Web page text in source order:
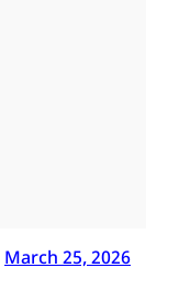
March 25, 2026